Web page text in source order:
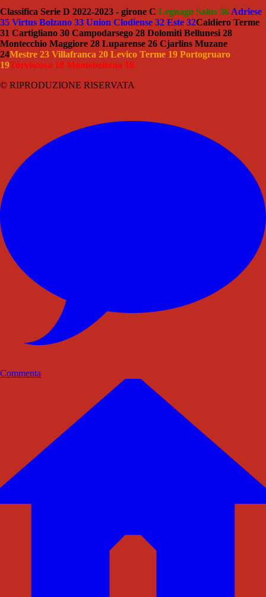
Classifica Serie D 2022-2023 - girone C Legnago Salus 36 Adriese
35 Virtus Bolzano 33 Union Clodiense 32 Este 32Caldiero Terme
31 Cartigliano 30 Campodarsego 28 Dolomiti Bellunesi 28
Montecchio Maggiore 28 Luparense 26 Cjarlins Muzane
24Mestre 23 Villafranca 20 Levico Terme 19 Portogruaro
19Torviscosa 18 Montebelluna 18
© RIPRODUZIONE RISERVATA
Commenta